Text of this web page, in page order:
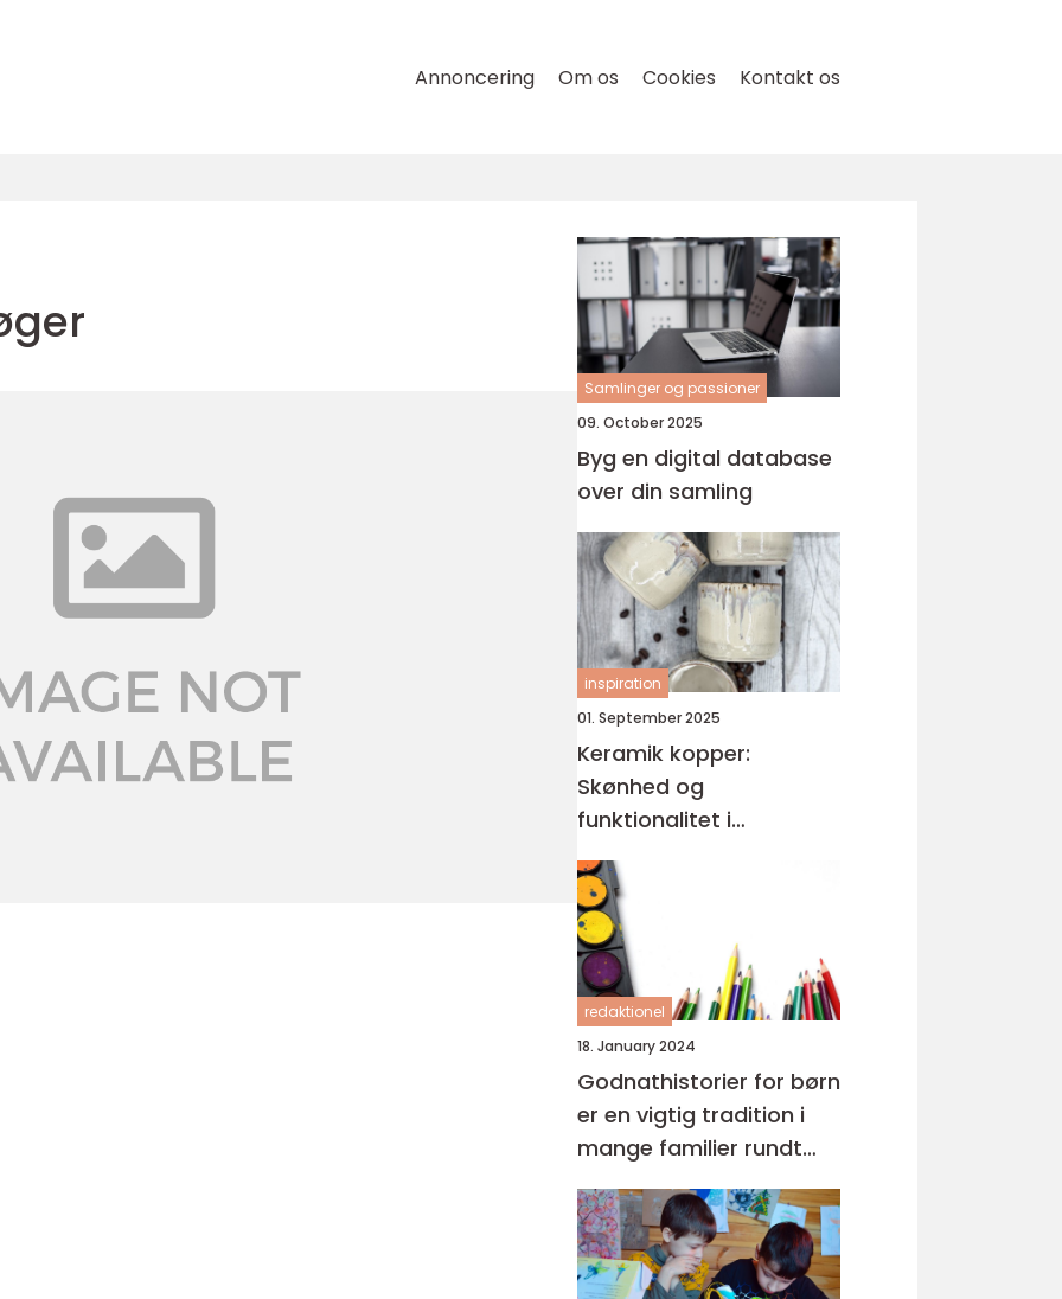
Annoncering Om os Cookies Kontakt os
Samlinger og passioner
09. October 2025
Byg en digital database
over din samling
inspiration
01. September 2025
Keramik kopper:
Skønhed og
funktionalitet i
håndlavet design
redaktionel
18. January 2024
Godnathistorier for børn
er en vigtig tradition i
mange familier rundt
om i verden